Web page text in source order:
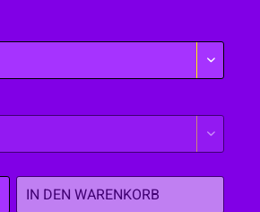
IN DEN WARENKORB